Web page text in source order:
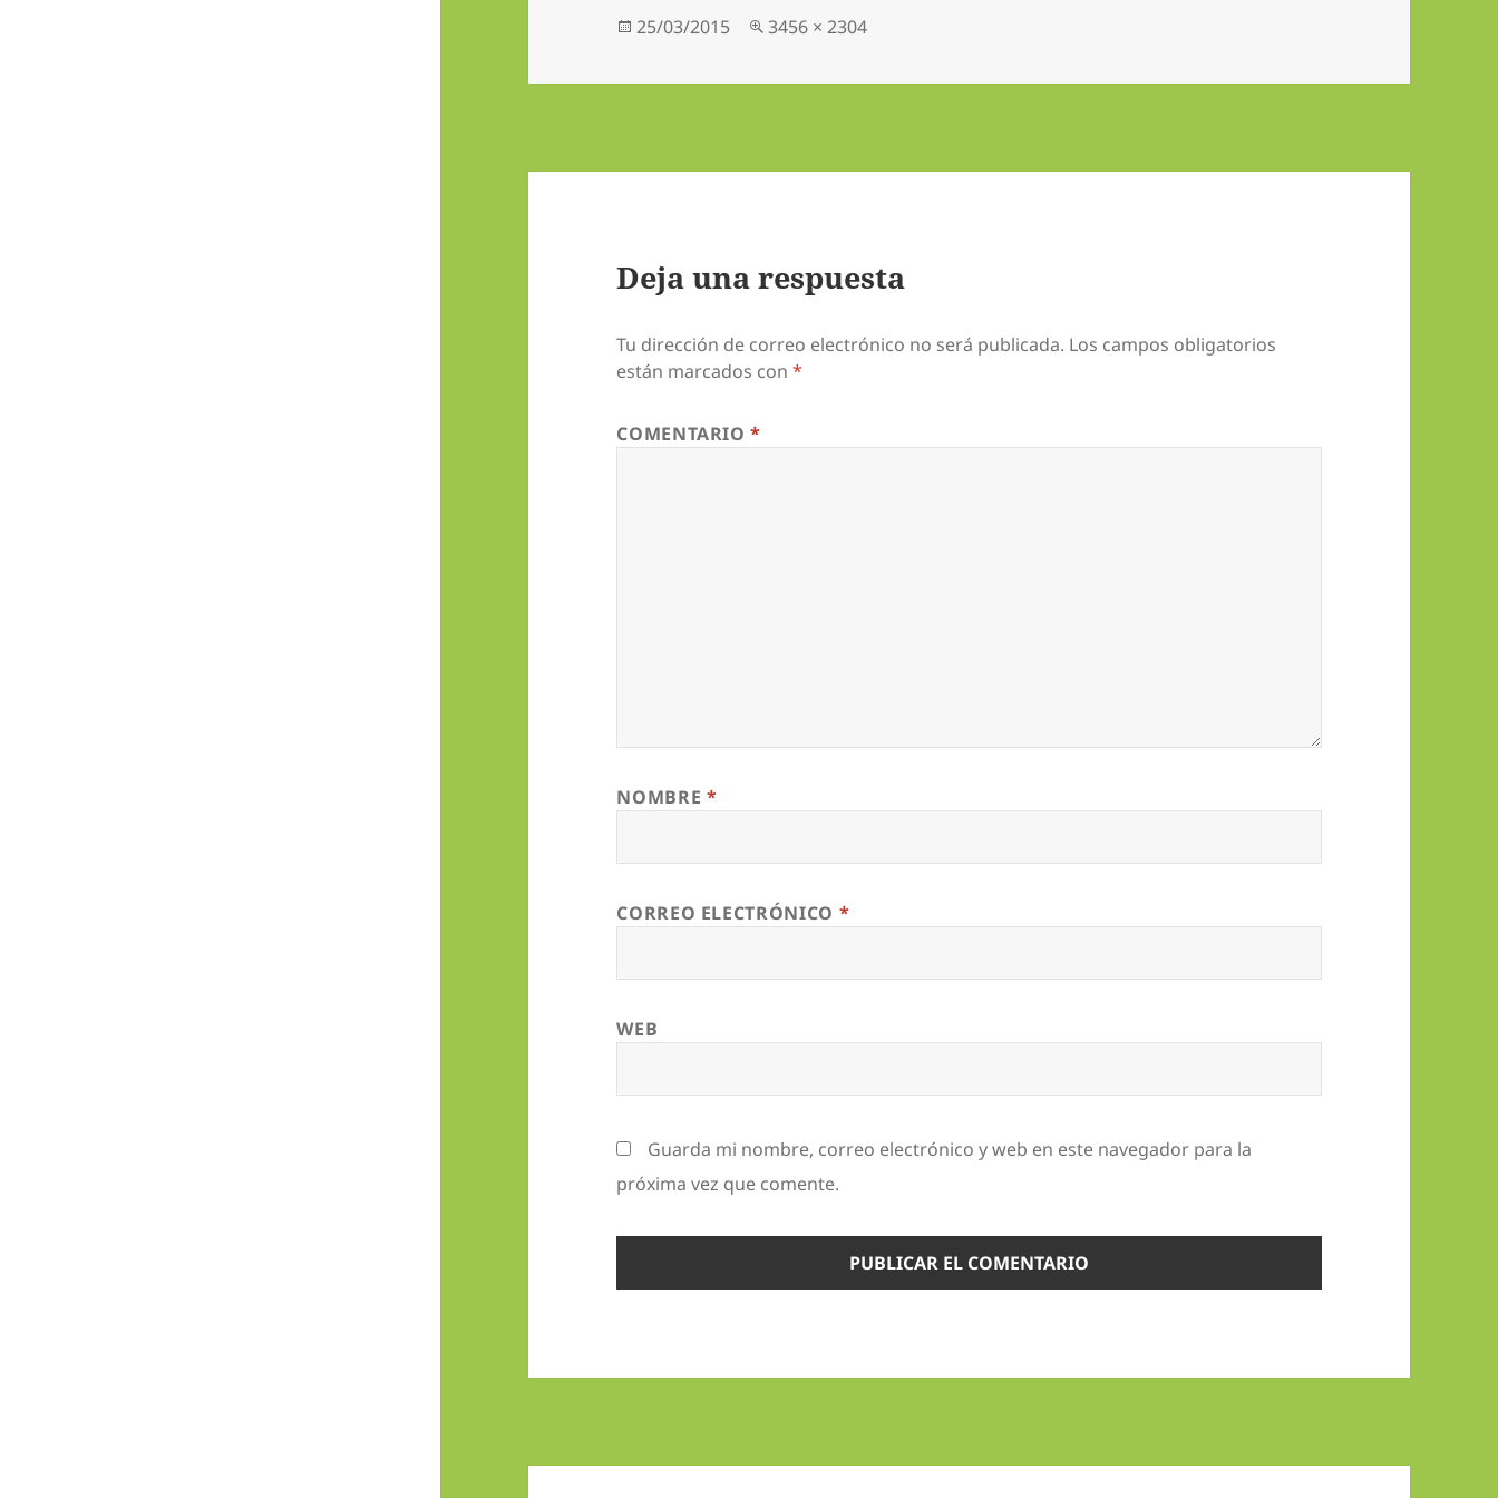
Publicado
25/03/2015
Tamaño
3456 × 2304
Deja una respuesta
Tu dirección de correo electrónico no será publicada. Los campos obligatorios
están marcados con*
COMENTARIO*
NOMBRE *
CORREO ELECTRÓNICO *
WEB
Guarda mi nombre, correo electrónico y web en este navegador para la
próxima vez que comente.